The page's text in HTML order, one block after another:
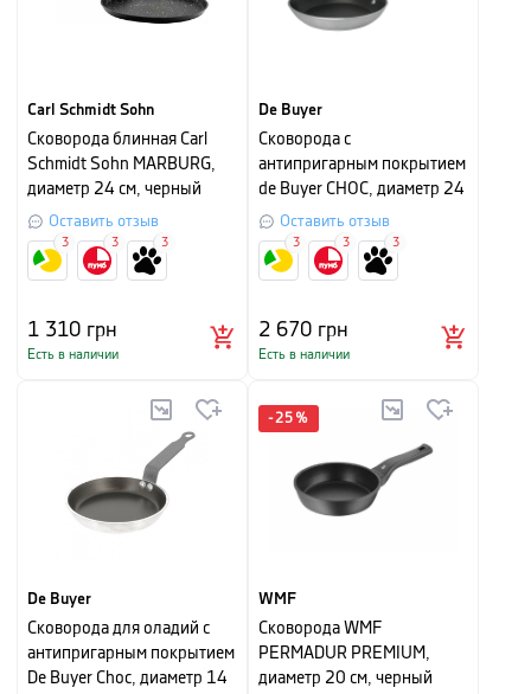
Carl Schmidt Sohn
Сковорода блинная Carl
Schmidt Sohn MARBURG,
диаметр 24 см, черный
Оставить отзыв
1 310 грн
Есть в наличии
3 3 3
De Buyer
Сковорода с
антипригарным покрытием
de Buyer CHOC, диаметр 24
см, серебристо-черная
Оставить отзыв
2 670 грн
Есть в наличии
3 3 3
De Buyer
Сковорода для оладий с
антипригарным покрытием
De Buyer Choc, диаметр 14
-25 %
WMF
Сковорода WMF
PERMADUR PREMIUM,
диаметр 20 см, черный